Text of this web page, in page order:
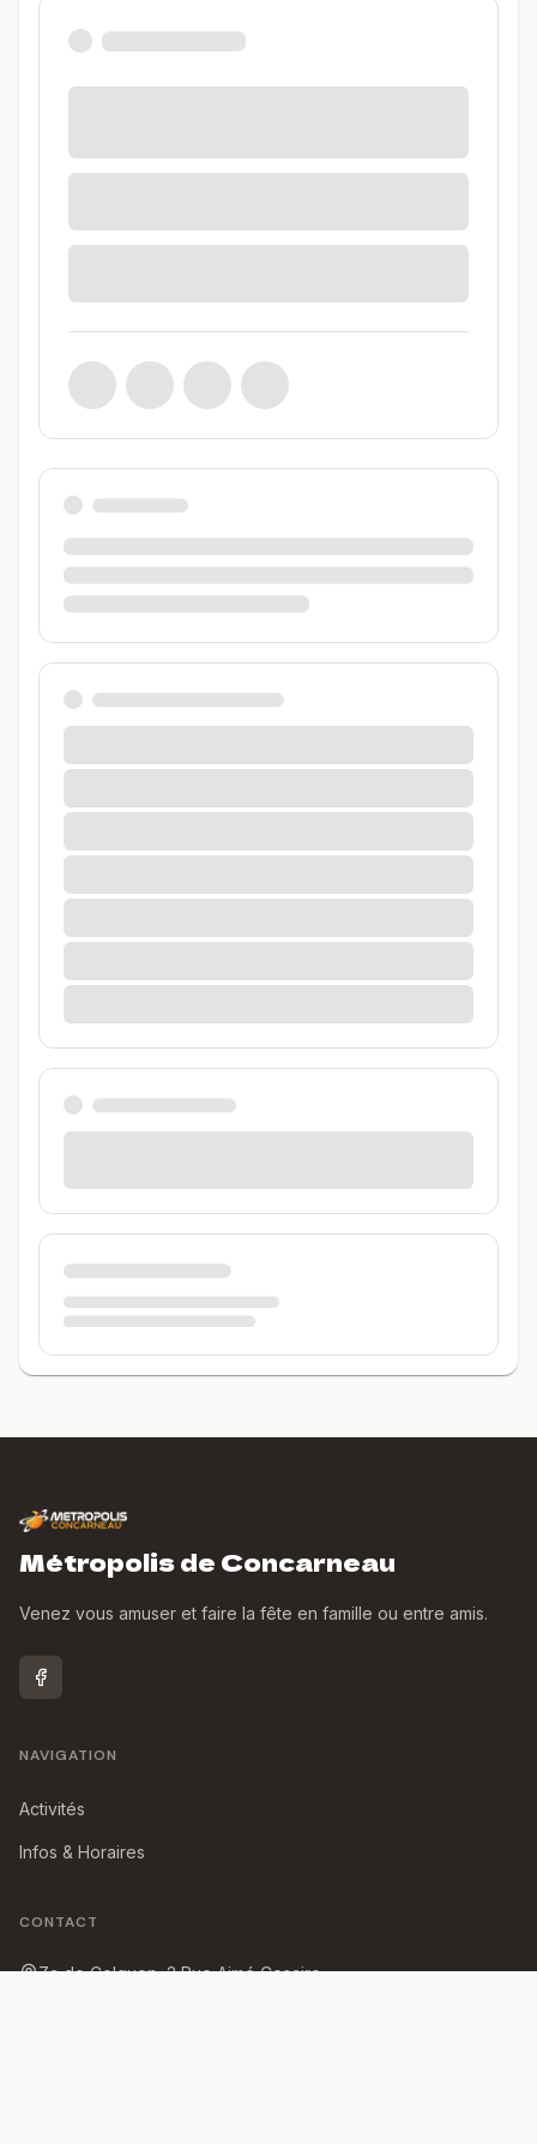
Métropolis de Concarneau
Venez vous amuser et faire la fête en famille ou entre amis.
NAVIGATION
Activités
Infos & Horaires
CONTACT
Za de Colguen, 2 Rue Aimé Cesaire